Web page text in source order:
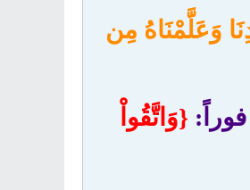
وَعَلَّمْنَاهُ مِن
{وَاتَّقُواْ